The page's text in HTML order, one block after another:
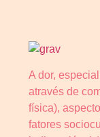
A dor,
através de
física),
fatores